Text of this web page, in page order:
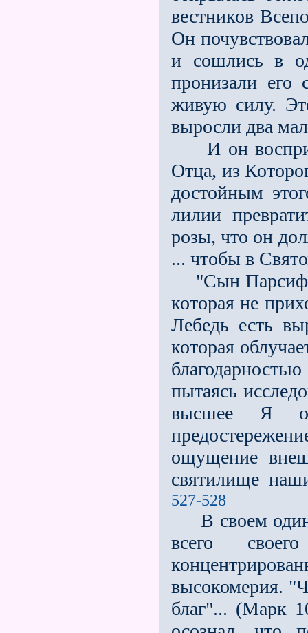
вестников
Он
и сошлись в
пронизали его
живую силу.
выросли два
И он
Отца, из
достойным
лилии
розы, что он
... чтобы в
"Сын
которая не
Лебедь есть
которая
пытаясь
высшее Я
ощущение
святилище
527-528
В своем
всего
высокомерия.
благ"... (Марк